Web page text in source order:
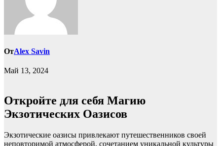
ОтAlex Savin
Май 13, 2024
Откройте для себя Магию
Экзотических Оазисов
Экзотические оазисы привлекают путешественников своей
неповторимой атмосферой, сочетанием уникальной культуры